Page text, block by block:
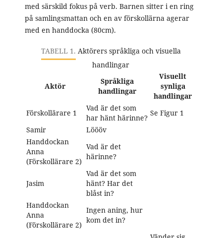
med särskild fokus på verb. Barnen sitter i en ring
på samlingsmattan och en av förskollärna agerar
med en handdocka (80cm).
Aktör
Språkliga
handlingar
Visuellt
synliga
handlingar
Förskollärare 1
Vad är det som
har hänt härinne?
Se Figur 1
Samir
Löööv
Handdockan
Anna
(Förskollärare 2)
Vad är det
härinne?
Jasim
Vad är det som
hänt? Har det
blåst in?
Handdockan
Anna
(Förskollärare 2)
Ingen aning, hur
kom det in?
TABELL 1. Aktörers språkliga och visuella
handlingar